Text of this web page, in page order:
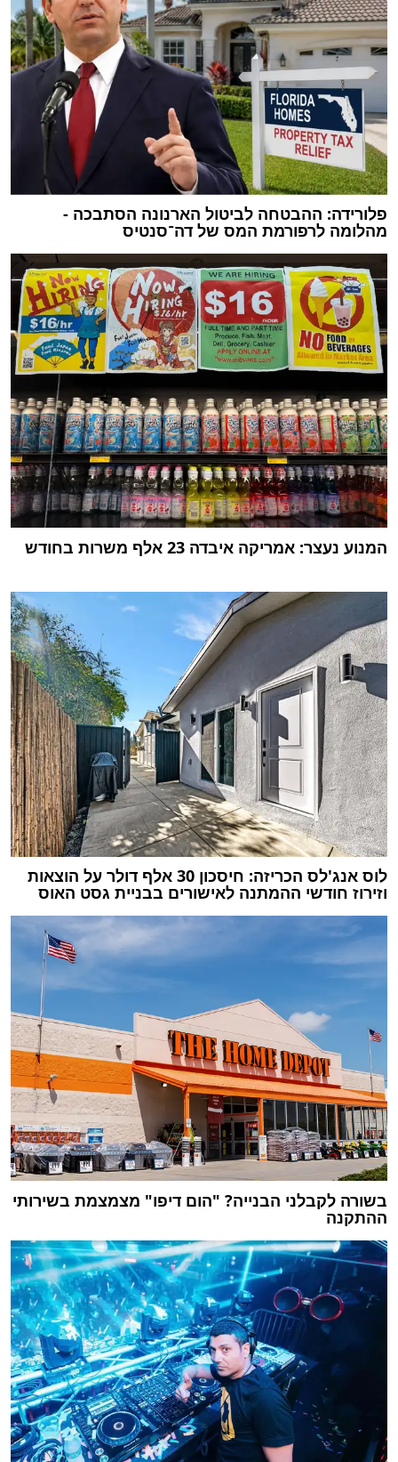
פלורידה: ההבטחה לביטול הארנונה הסתבכה -
מהלומה לרפורמת המס של דה־סנטיס
המנוע נעצר: אמריקה איבדה 23 אלף משרות בחודש
לוס אנג'לס הכריזה: חיסכון 30 אלף דולר על הוצאות
וזירוז חודשי ההמתנה לאישורים בבניית גסט האוס
בשורה לקבלני הבנייה? "הום דיפו" מצמצמת בשירותי
ההתקנה